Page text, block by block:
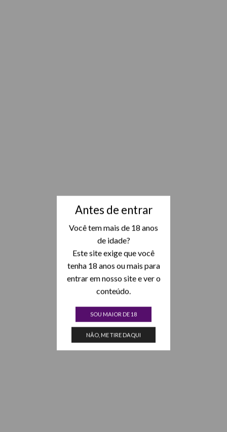
Antes de entrar
Você tem mais de 18 anos
de idade?
Este site exige que você
tenha 18 anos ou mais para
entrar em nosso site e ver o
conteúdo.
SOU MAIOR DE 18
NÃO, ME TIRE DAQUI